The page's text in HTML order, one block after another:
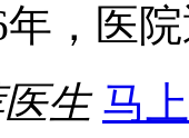
年，医
生 马